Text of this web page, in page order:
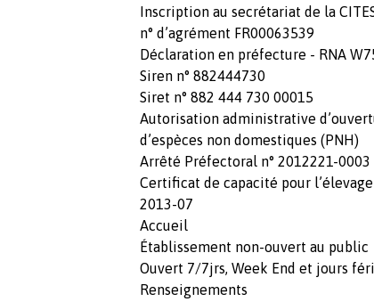
Inscription au secrétariat de la
n° d’agrément FR00063539
Déclaration en préfecture - RNA
Siren n° 882444730
Siret n° 882 444 730 00015
Autorisation administrative
d’espèces non domestiques (PNH)
Arrêté Préfectoral n° 2012221-
Certificat de capacité pour l’élevage
2013-07
Accueil
Établissement non-ouvert au public
Ouvert 7/7jrs, Week End et jours
Renseignements